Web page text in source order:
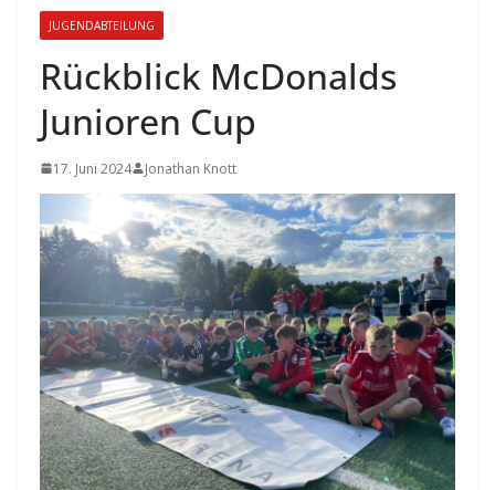
JUGENDABTEILUNG
Rückblick McDonalds
Junioren Cup
17. Juni 2024 Jonathan Knott